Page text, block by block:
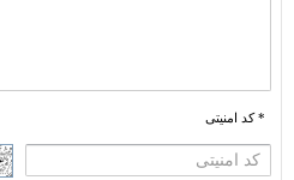
* کد امنیتی